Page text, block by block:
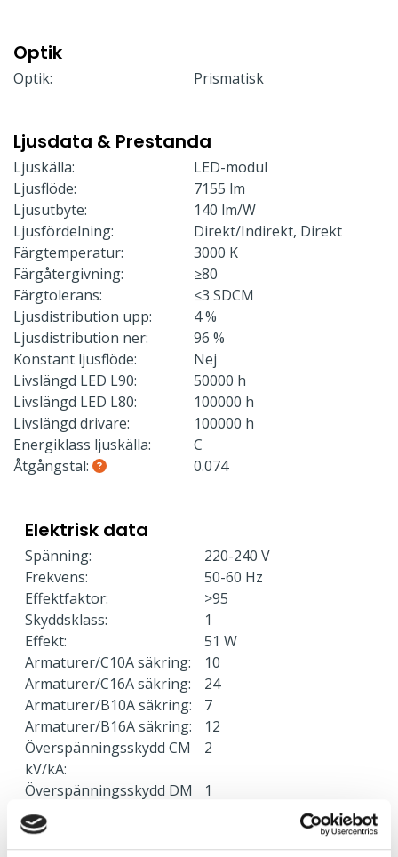
Optik
Optik: Prismatisk
Ljusdata & Prestanda
Ljuskälla:
LED-modul
Ljusflöde:
7155 lm
Ljusutbyte:
140 lm/W
Ljusfördelning:
Direkt/Indirekt, Direkt
Färgtemperatur:
3000 K
Färgåtergivning:
≥80
Färgtolerans:
≤3 SDCM
Ljusdistribution upp:
4 %
Ljusdistribution ner:
96 %
Konstant ljusflöde:
Nej
Livslängd LED L90:
50000 h
Livslängd LED L80:
100000 h
Livslängd drivare:
100000 h
Energiklass ljuskälla:
C
Åtgångstal:
0.074
Elektrisk data
Spänning:
220-240 V
Frekvens:
50-60 Hz
Effektfaktor:
>95
Skyddsklass:
1
Effekt:
51 W
Armaturer/C10A säkring:
10
Armaturer/C16A säkring:
24
Armaturer/B10A säkring:
7
Armaturer/B16A säkring:
12
Överspänningsskydd CM
kV/kA:
2
Överspänningsskydd DM
kV/kA:
1